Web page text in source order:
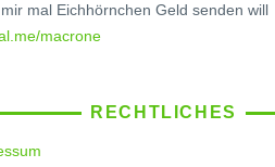
mal Eichhörnchen Geld senden will
macrone
RECHTLICHES